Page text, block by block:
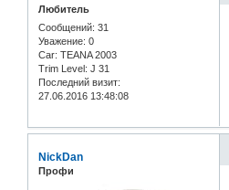
Любитель
Сообщений: 31
Уважение: 0
Car: TEANA 2003
Trim Level: J 31
Последний визит:
27.06.2016 13:48:08
NickDan
Профи